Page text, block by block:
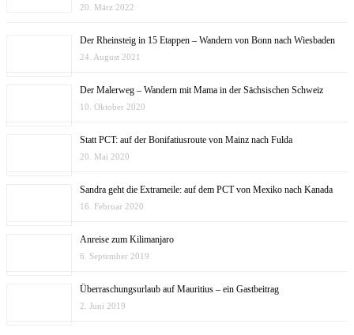
20. März 2022
Der Rheinsteig in 15 Etappen – Wandern von Bonn nach Wiesbaden
24. August 2021
Der Malerweg – Wandern mit Mama in der Sächsischen Schweiz
10. Oktober 2020
Statt PCT: auf der Bonifatiusroute von Mainz nach Fulda
20. Mai 2020
Sandra geht die Extrameile: auf dem PCT von Mexiko nach Kanada
16. Februar 2020
Anreise zum Kilimanjaro
6. September 2019
Überraschungsurlaub auf Mauritius – ein Gastbeitrag
2. Juni 2019